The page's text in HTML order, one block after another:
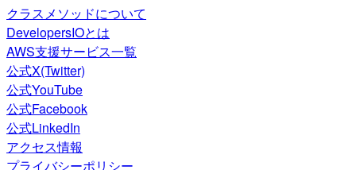
クラスメソッドについて
DevelopersIOとは
AWS支援サービス一覧
公式X(Twitter)
公式YouTube
公式Facebook
公式LinkedIn
アクセス情報
プライバシーポリシー